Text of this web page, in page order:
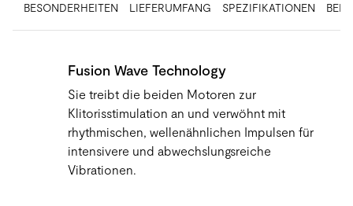
BESONDERHEITEN LIEFERUMFANG SPEZIFIKATIONEN
Fusion Wave Technology
Sie treibt die beiden Motoren zur
Klitorisstimulation an und verwöhnt mit
rhythmischen, wellenähnlichen Impulsen für
intensivere und abwechslungsreiche
Vibrationen.